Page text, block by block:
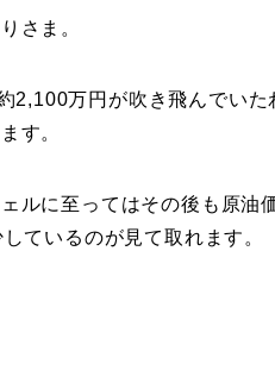
さま。
2,100万円が吹き飛んでい
す。
ルに至ってはその後も原油
ているのが見て取れます。